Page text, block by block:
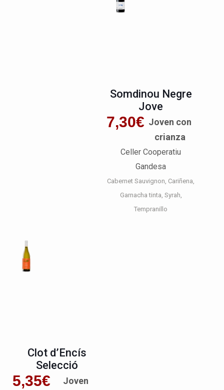
Somdinou Negre
Jove
7,30€ Joven con
crianza
Celler Cooperatiu
Gandesa
Cabernet Sauvignon Cariñena
Garnacha tinta Syrah
Tempranillo
Clot d’Encís
Selecció
5,35€ Joven